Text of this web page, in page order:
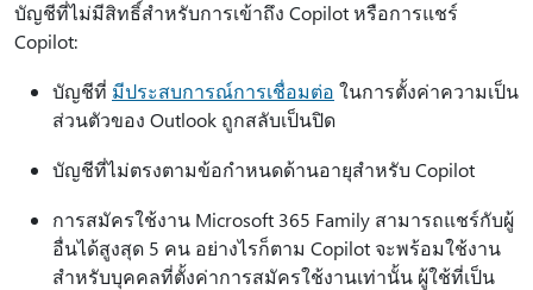
บัญชีที่ไม่มีสิทธิ์สําหรับการเข้าถึง Copilot หรือการแชร์
Copilot:
บัญชีที่ มีประสบการณ์การเชื่อมต่อ ในการตั้งค่าความเป็น
ส่วนตัวของ Outlook ถูกสลับเป็นปิด
บัญชีที่ไม่ตรงตามข้อกําหนดด้านอายุสําหรับ Copilot
การสมัครใช้งาน Microsoft 365 Family สามารถแชร์กับผู้
อื่นได้สูงสุด 5 คน อย่างไรก็ตาม Copilot จะพร้อมใช้งาน
สําหรับบุคคลที่ตั้งค่าการสมัครใช้งานเท่านั้น ผู้ใช้ที่เป็น